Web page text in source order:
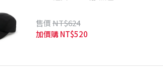
售價NT$624
加價購NT$520